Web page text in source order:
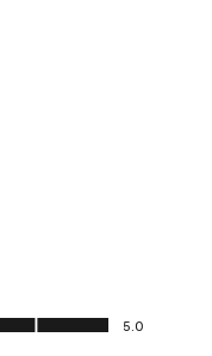
5.0